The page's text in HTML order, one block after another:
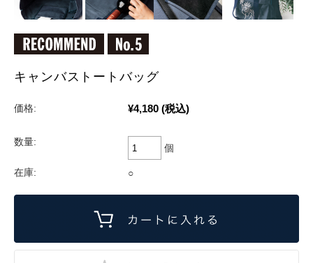
キャンバストートバッグ
価格: ¥4,180 (税込)
数量:
個
在庫: ○